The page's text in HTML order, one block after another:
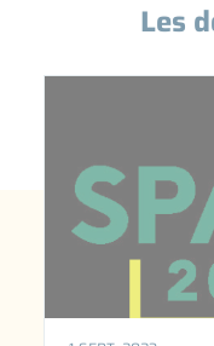
Les